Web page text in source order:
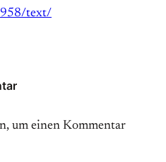
text/
um einen Kommentar